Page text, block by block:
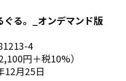
る。_オンデマンド版
4
円＋税10%）
12月25日